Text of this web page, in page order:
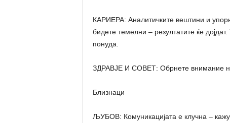
КАРИЕРА: Аналитичките вештини и
бидете темелни – резултатите ќе
понуда.
ЗДРАВЈЕ И СОВЕТ: Обрнете внимание
Близнаци
ЉУБОВ: Комуникацијата е клучна –